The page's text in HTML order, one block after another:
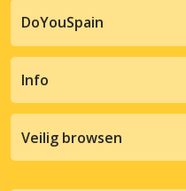
DoYouSpain
Info
Veilig browsen